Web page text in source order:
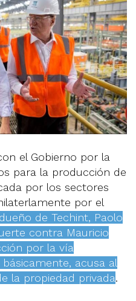
el Gobierno por la
para la producción de
por los sectores
por el
de Techint, Paolo
contra Mauricio
por la vía
acusa al
la propiedad privada.